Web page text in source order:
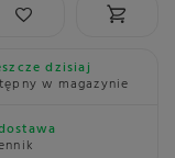
dzisiaj
w magazynie